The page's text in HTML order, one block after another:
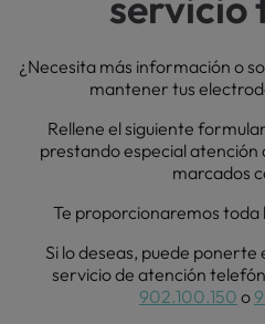
¿Necesita más información o
mantener tus
Rellene el siguiente
prestando especial atención
marcados
Te proporcionaremos toda
Si lo deseas, puede
servicio de atención
902.100.150 o